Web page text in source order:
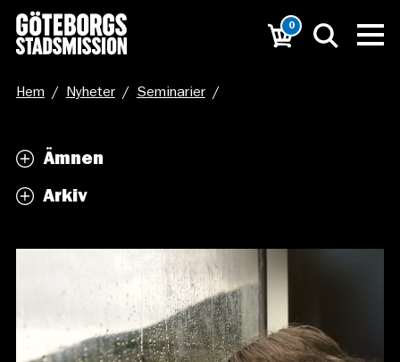
0
Hem / Nyheter / Seminarier /
Ämnen
Arkiv